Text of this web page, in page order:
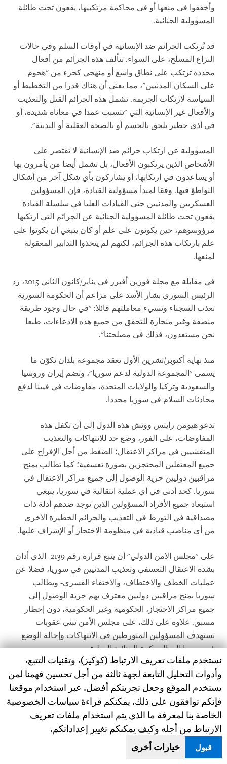
وأخفقوا في منعها أو في محاكمة مرتكبيها، يقعون تحت طائلة
المسؤولية الجنائية.
قد تُرتكب الجرائم ضد الإنسانية في أوقات السلم وفي حالات
النزاع المسلح، على السواء. تتألف هذه الجرائم من أفعال
محددة ترتكب على نطاق واسع أو منهجي كجزء من "هجوم
على السكان المدنيين"، مما يعني أن هناك قدرا من التخطيط أو
السياسة لارتكاب الجريمة. تشمل هذه الجرائم القتل والتعذيب
والأفعال غير الإنسانية التي "تتسبب عمدا في معاناة شديدة، أو
في أذى خطير يلحق بالجسم أو بالصحة العقلية أو البدنية".
المسؤولية عن ارتكاب جرائم ضد الإنسانية لا تقتصر على
الأشخاص الذين يرتكبون الأفعال، بل تشمل أيضا من يأمرون بها
أو يساعدون في ارتكابها، أو يشاركون بأي شكل آخر من أشكال
التواطؤ فيها. وفقا لمبدأ مسؤولية القيادة، فإن المسؤولين
العسكريين والمدنيين حتى القيادات العليا في سلسلة القيادة
يقعون تحت طائلة المسؤولية الجنائية عن الجرائم التي ارتكبها
مرؤوسوهم، حين يكونون على علم أو كان ينبغي أن يكونوا على
علم بارتكاب هذه الجرائم، لكنهم لم يتخذوا التدابير المعقولة
لمنعها.
في مقابلة مع مجلة فورين أفيرز في يناير/كانون الثاني 2015، رد
الرئيس السوري بشار الأسد على مزاعم أن الحكومة السورية
تعذب السجناء وتسيء معاملتهم قائلا: "في حال وجود طريقة
منصفة وغير منحازة للتحقق من جميع هذه الادعاءات، طبعا
نحن مستعدون، فذلك في مصلحتنا".
منذ نهاية أكتوبر/تشرين الأول تعقد مجموعة بلدان تكوّن ما
يسمى "المجموعة الدولية لدعم سوريا"، وتضم إيران وروسيا
والسعودية وتركيا والولايات المتحدة، مفاوضات في فيينا لدفع
محادثات السلام في سوريا مجددا.
تدعو هيومن رايتس ووتش هذه الدول إلى أن تكفل هذه
المفاوضات، على الفور، وضع حد للانتهاكات والتعذيب
المتفشيين في مراكز الاعتقال؛ الضغط من أجل الإفراج على
جميع المعتقلين المحتجزين بصورة تعسفية؛ كما تطالب بمنح
مراقبين دوليين حرية الوصول إلى جميع مراكز الاعتقال في
سوريا. كحد أدنى في أي عملية انتقالية في سوريا، ينبغي
استبعاد جميع الأفراد المسؤولين الذين توجد ضدهم أدلة ذات
مصداقية في التورط في التعذيب والجرائم الخطيرة الأخرى
من أي مناصب قيادية في منظومة الاحتجاز أو الإشراف عليها.
على "مجلس الامن الدولي" أن يتبع قراره رقم 2139- الذي أدان
بشدة الاعتقال التعسفي وتعذيب المدنيين في سوريا، فضلا عن
عمليات الخطف والاختطاف، والاختفاء القسري- ويطالب
سوريا بمنح مراقبين دوليين معترف بهم حرية الوصول إلى
جميع مراكز الاحتجاز، الحكومية وغير الحكومية، دون إخطار
مسبق. علاوة على ذلك، على مجلس الأمن تبني عقوبات
تستهدف المسؤولين المتورطين في الانتهاكات وإحالة الوضع
في سوريا إلى المحكمة الجنائية الدولية.
على المجموعات السورية والدولية العاملة على قضية
المفقودين في سوريا إنشاء نظام موحد لتسجيل جميع حالات
الاختفاء في سوريا، بالإضافة إلى المعلومات عن رفات الجثث
أو المقابر الجماعية المجهولة. يجب أن يكون هذا النظام
مستودعا لكل المعلومات المتاحة من صور قيصر بخصوص
مصير المختفين في سوريا، لتسهيل إجراءات التعرف عليهم
وإعادتهم مستقبلا.
Human Rights Watch cookie preferences
نستخدم ملفات تعريف الارتباط (كوكيز)، وتقنيات التتبع،
وأدوات التحليل التابعة لجهة ثالثة من أجل تحسين فهمنا لمن
يستخدم الموقع وجعل تجربتكم أفضل. عبر استخدام موقعنا
فإنكم توافقون على ذلك. يمكنكم قراءة سياسات الخصوصية
الخاصة بنا لمعرفة ما الذي يتم استخدام ملفات تعريف
الارتباط من أجله وكيف يمكنكم تغيير إعداداتكم.
قبول خيارات أخرى